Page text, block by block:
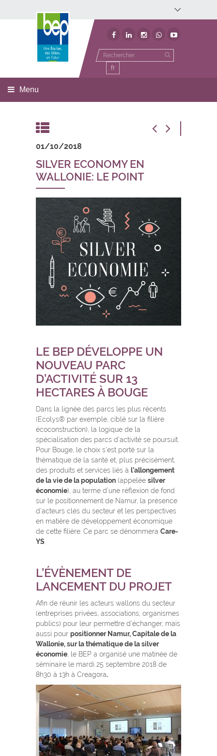
Développement économique
Développement territorial
fr
Menu
01/10/2018
SILVER ECONOMY EN
WALLONIE: LE POINT
LE BEP DÉVELOPPE UN
NOUVEAU PARC
D’ACTIVITÉ SUR 13
HECTARES À BOUGE
Dans la lignée des parcs les plus récents
(Ecolys® par exemple, ciblé sur la filière
écoconstruction), la logique de la
spécialisation des parcs d’activité se poursuit.
Pour Bouge, le choix s’est porté sur la
thématique de la santé et, plus précisément,
des produits et services liés à l’allongement
de la vie de la population (appelée silver
économie), au terme d’une réflexion de fond
sur le positionnement de Namur, la présence
d’acteurs clés du secteur et les perspectives
en matière de développement économique
de cette filière. Ce parc se dénommera Care-
YS
L’ÉVÈNEMENT DE
LANCEMENT DU PROJET
Afin de réunir les acteurs wallons du secteur
(entreprises privées, associations, organismes
publics) pour leur permettre d’échanger, mais
aussi pour positionner Namur, Capitale de la
Wallonie, sur la thématique de la silver
économie , le BEP a organisé une matinée de
séminaire le mardi 25 septembre 2018 de
8h30 à 13h à Creagora.